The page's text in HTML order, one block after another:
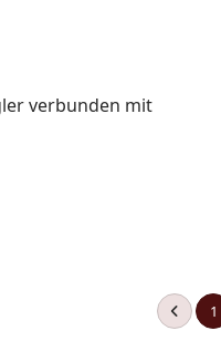
verbunden mit
1